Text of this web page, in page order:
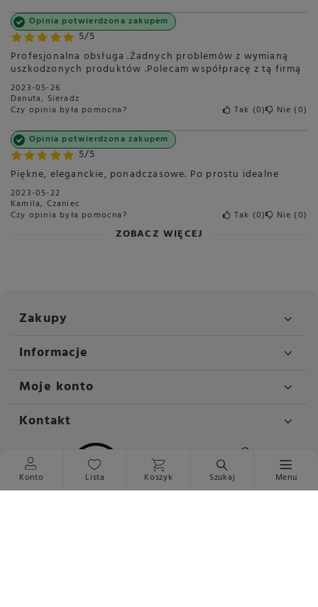
5/5
Opinia potwierdzona zakupem
Profesjonalna obsługa .Żadnych problemów z wymianą
uszkodzonych produktów .Polecam współpracę z tą firmą
2023-05-26
Danuta, Sieradz
Czy opinia była pomocna? Tak 0 Nie 0
5/5
Opinia potwierdzona zakupem
Piękne, eleganckie, ponadczasowe. Po prostu idealne
2023-05-22
Kamila, Czaniec
Czy opinia była pomocna? Tak 0 Nie 0
ZOBACZ WIĘCEJ
Zakupy
Informacje
Moje konto
Kontakt
Konto Lista Koszyk Szukaj Menu